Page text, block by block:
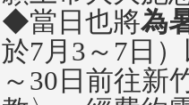
◆當日也將為
於7月3～7日
～30日前往新